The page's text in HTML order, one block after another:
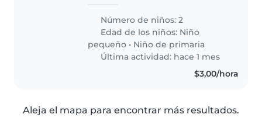
Número de niños: 2
Edad de los niños: Niño
pequeño • Niño de primaria
Última actividad: hace 1 mes
$3,00/hora
Aleja el mapa para encontrar más resultados.